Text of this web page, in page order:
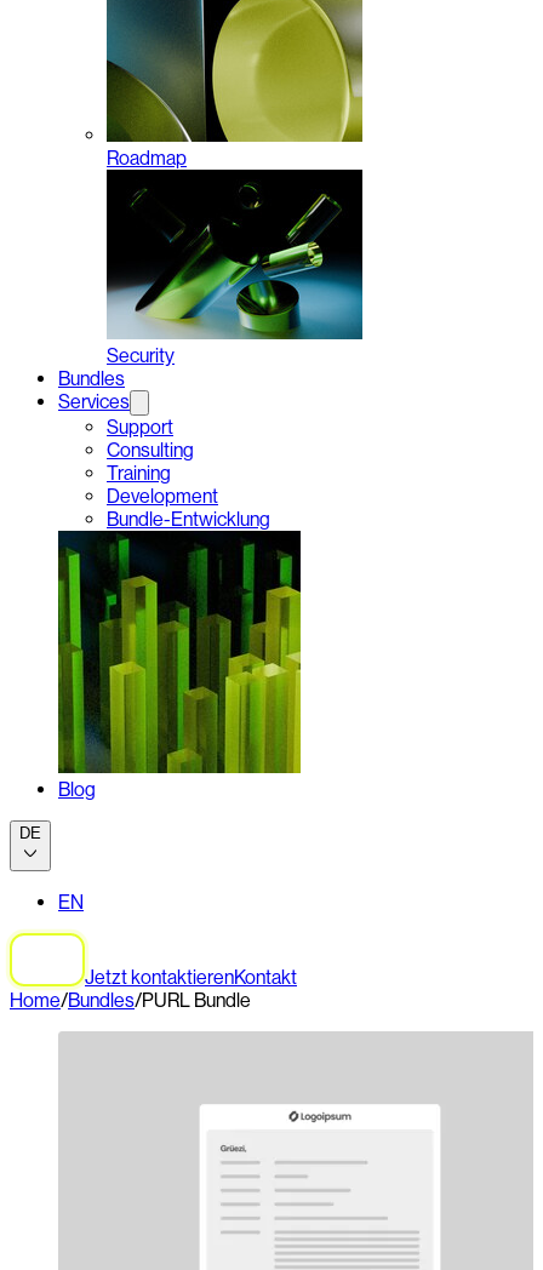
Roadmap
Security
Bundles
Services
Support
Consulting
Training
Development
Bundle-Entwicklung
Blog
DE
EN
Jetzt kontaktierenKontakt
Home/Bundles/PURL Bundle